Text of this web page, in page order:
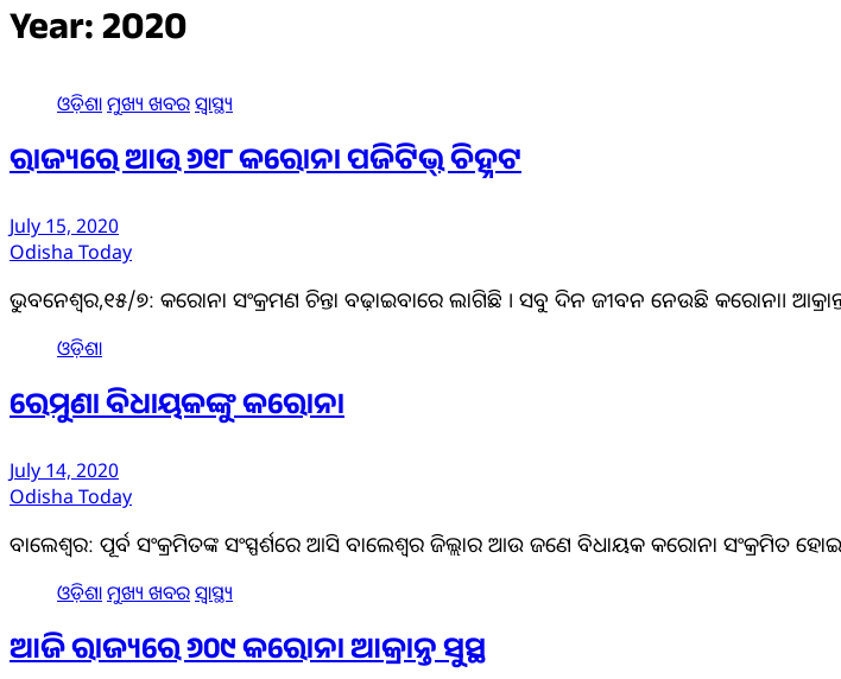
Year:2020
ଓଡ଼ିଶାମୁଖ୍ୟ ଖବରସ୍ୱାସ୍ଥ୍ୟ
ରାଜ୍ୟରେ ଆଉ ୬୧୮ କରୋନା ପଜିଟିଭ୍‌ ଚିହ୍ନଟ
July 15, 2020
Odisha Today
ଭୁବନେଶ୍ୱର,୧୫/୭: କରୋନା ସଂକ୍ରମଣ ଚିନ୍ତା ବଢ଼ାଇବାରେ ଲାଗିଛି । ସବୁ ଦିନ ଜୀବନ ନେଉଛି କରୋନା।
ଓଡ଼ିଶା
ରେମୁଣା ବିଧାୟକଙ୍କୁ କରୋନା
July 14, 2020
Odisha Today
ବାଲେଶ୍ୱର: ପୂର୍ବ ସଂକ୍ରମିତଙ୍କ ସଂସ୍ପର୍ଶରେ ଆସି ବାଲେଶ୍ୱର ଜିଲ୍ଲାର ଆଉ ଜଣେ ବିଧା‌ୟକ କରୋନା ସଂକ୍ରମିତ
ଓଡ଼ିଶାମୁଖ୍ୟ ଖବରସ୍ୱାସ୍ଥ୍ୟ
ଆଜି ରାଜ୍ୟରେ ୬୦୯ କରୋନା ଆକ୍ରାନ୍ତ ସୁସ୍ଥ